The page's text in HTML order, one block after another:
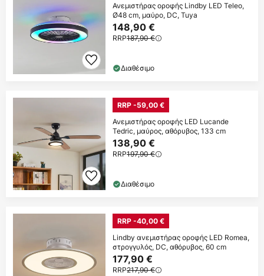
Ανεμιστήρας οροφής Lindby LED Teleo,
Ø48 cm, μαύρο, DC, Tuya
148,90 €
RRP187,90 €
Διαθέσιμο
RRP -59,00 €
Ανεμιστήρας οροφής LED Lucande
Tedric, μαύρος, αθόρυβος, 133 cm
138,90 €
RRP197,90 €
Διαθέσιμο
RRP -40,00 €
Lindby ανεμιστήρας οροφής LED Romea,
στρογγυλός, DC, αθόρυβος, 60 cm
177,90 €
RRP217,90 €